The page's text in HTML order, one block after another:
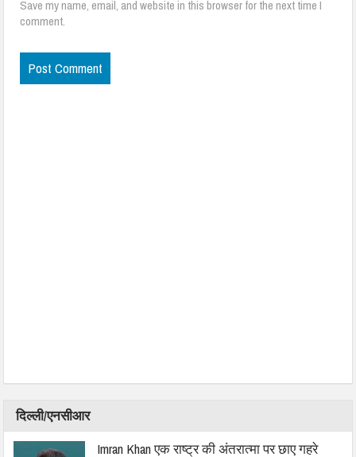
Save my name, email, and website in this browser for the next time I
comment.
दिल्ली/एनसीआर
Imran Khan एक राष्ट्र की अंतरात्मा पर छाए गहरे